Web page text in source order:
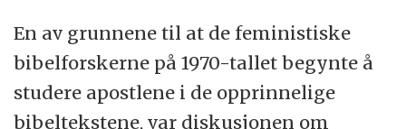
En av grunnene til at de feministiske
bibelforskerne på 1970-tallet begynte å
studere apostlene i de opprinnelige
bibeltekstene, var diskusjonen om